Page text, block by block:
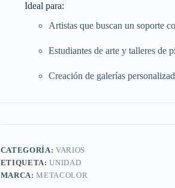
Ideal para:
Artistas que buscan un soporte
Estudiantes de arte y talleres de
Creación de galerías
CATEGORÍA: VARIOS
ETIQUETA:UNIDAD
MARCA:METACOLOR